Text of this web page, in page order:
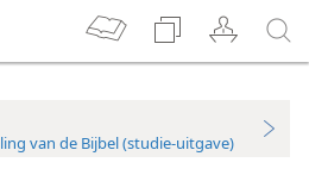
van de Bijbel (studie-uitgave)